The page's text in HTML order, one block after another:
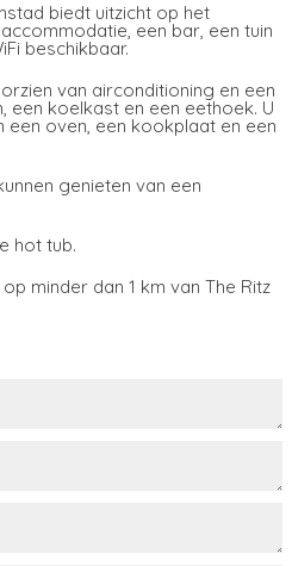
biedt uitzicht op het
een bar, een tuin
beschikbaar.
van airconditioning en een
een koelkast en een eethoek. U
oven, een kookplaat en een
genieten van een
hot tub.
minder dan 1 km van The Ritz